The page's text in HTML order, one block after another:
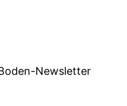
Newsletter